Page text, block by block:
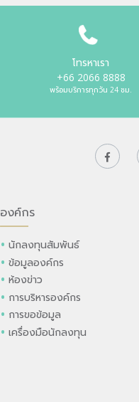
โทรหาเรา
+66 2066 8888
พร้อมบริการทุกวัน 24 ชม.
องค์กร
นักลงทุนสัมพันธ์
ข้อมูลองค์กร
ห้องข่าว
การบริหารองค์กร
การขอข้อมูล
เครื่องมือนักลงทุน